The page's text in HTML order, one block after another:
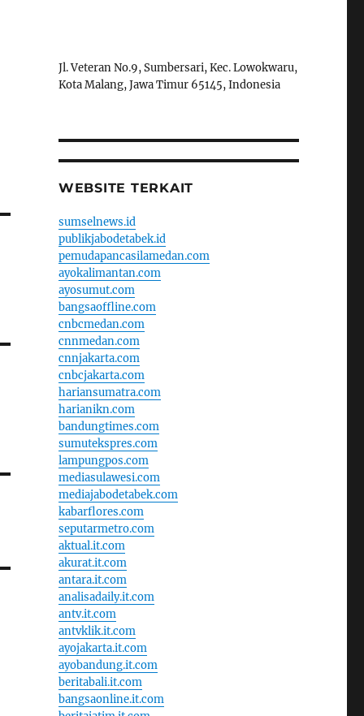
Jl. Veteran No.9, Sumbersari, Kec. Lowokwaru,
Kota Malang, Jawa Timur 65145, Indonesia
WEBSITE TERKAIT
sumselnews.id
publikjabodetabek.id
pemudapancasilamedan.com
ayokalimantan.com
ayosumut.com
bangsaoffline.com
cnbcmedan.com
cnnmedan.com
cnnjakarta.com
cnbcjakarta.com
hariansumatra.com
harianikn.com
bandungtimes.com
sumutekspres.com
lampungpos.com
mediasulawesi.com
mediajabodetabek.com
kabarflores.com
seputarmetro.com
aktual.it.com
akurat.it.com
antara.it.com
analisadaily.it.com
antv.it.com
antvklik.it.com
ayojakarta.it.com
ayobandung.it.com
beritabali.it.com
bangsaonline.it.com